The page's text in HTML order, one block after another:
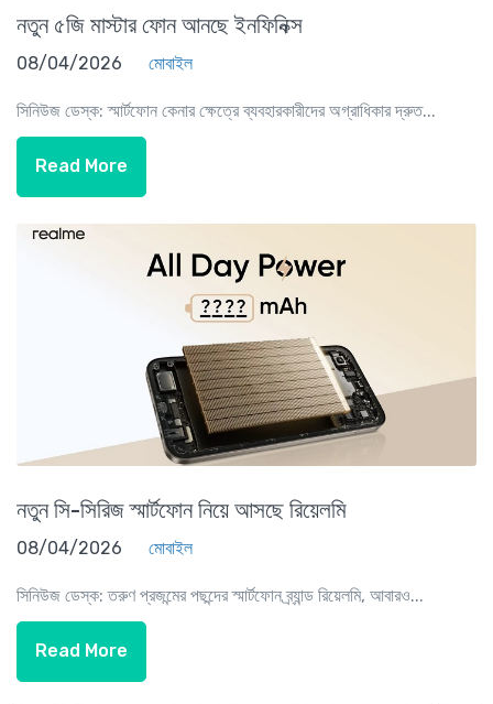
নতুন ৫জি মাস্টার ফোন আনছে ইনফিনিক্স
08/04/2026 মোবাইল
সিনিউজ ডেস্ক: স্মার্টফোন কেনার ক্ষেত্রে ব্যবহারকারীদের অগ্রাধিকার দ্রুত...
Read More
নতুন সি-সিরিজ স্মার্টফোন নিয়ে আসছে রিয়েলমি
08/04/2026 মোবাইল
সিনিউজ ডেস্ক: তরুণ প্রজন্মের পছন্দের স্মার্টফোন ব্র্যান্ড রিয়েলমি, আবারও...
Read More